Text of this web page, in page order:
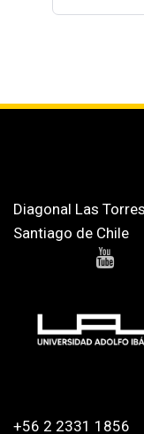
Diagonal Las
Santiago de Chile
+56 2 2331 1856